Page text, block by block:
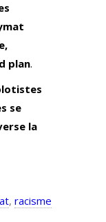
plan.
se
la
, racisme